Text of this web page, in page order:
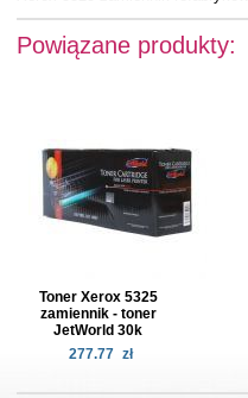
Powiązane produkty:
Toner Xerox 5325
zamiennik - toner
JetWorld 30k
277.77 zł